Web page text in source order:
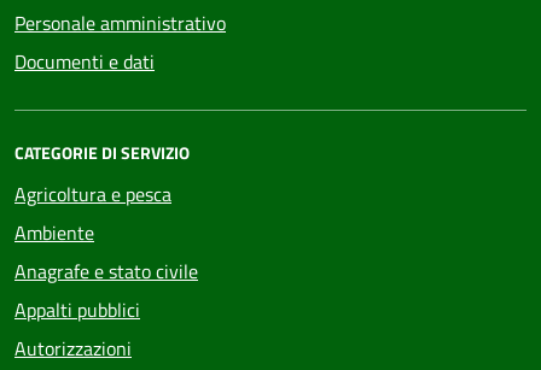
Personale amministrativo
Documenti e dati
CATEGORIE DI SERVIZIO
Agricoltura e pesca
Ambiente
Anagrafe e stato civile
Appalti pubblici
Autorizzazioni